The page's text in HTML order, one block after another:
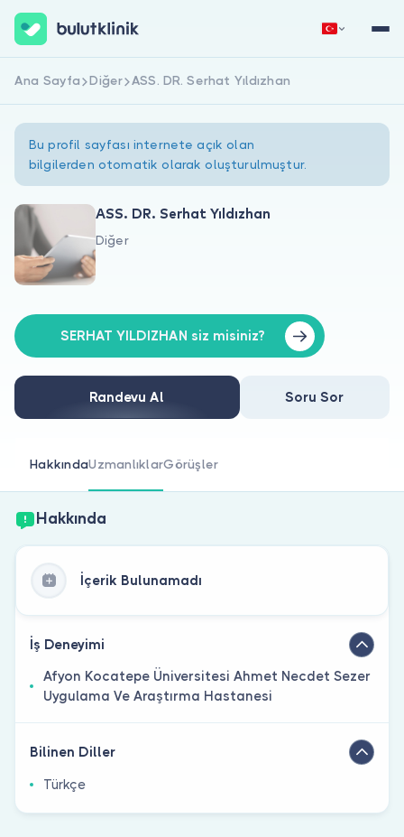
Hakkımızda
Doktorlar için
Doktor musunuz?
Hemen Kaydol Giriş Yap
Ana Sayfa Diğer ASS. DR. Serhat Yıldızhan
Bu profil sayfası internete açık olan
bilgilerden otomatik olarak oluşturulmuştur.
ASS. DR. Serhat Yıldızhan
Diğer
SERHAT YILDIZHAN siz misiniz?
Randevu Al Soru Sor
HakkındaUzmanlıklarGörüşler
Hakkında
İçerik Bulunamadı
İş Deneyimi
Afyon Kocatepe Üniversitesi Ahmet Necdet Sezer
Uygulama Ve Araştırma Hastanesi
Bilinen Diller
Türkçe